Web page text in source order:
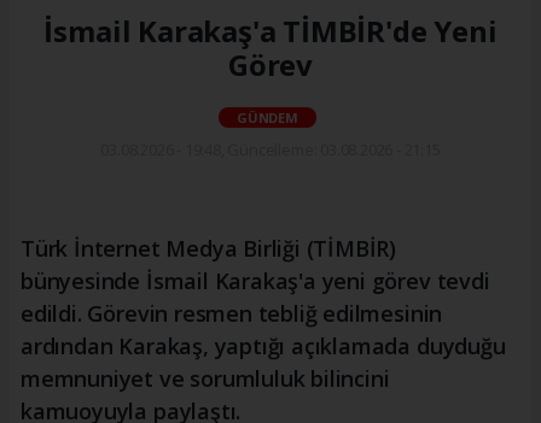
İsmail Karakaş'a TİMBİR'de Yeni
Görev
GÜNDEM
Türk İnternet Medya Birliği (TİMBİR)
bünyesinde İsmail Karakaş'a yeni görev tevdi
edildi. Görevin resmen tebliğ edilmesinin
ardından Karakaş, yaptığı açıklamada duyduğu
memnuniyet ve sorumluluk bilincini
kamuoyuyla paylaştı.